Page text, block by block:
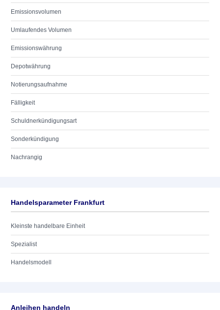
Emissionsvolumen
Umlaufendes Volumen
Emissionswährung
Depotwährung
Notierungsaufnahme
Fälligkeit
Schuldnerkündigungsart
Sonderkündigung
Nachrangig
Handelsparameter Frankfurt
Kleinste handelbare Einheit
Spezialist
Handelsmodell
Anleihen handeln